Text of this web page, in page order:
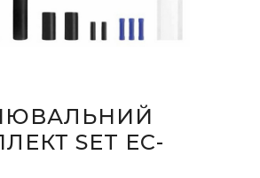
SET EC-